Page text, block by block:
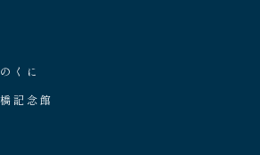
くに
記念館